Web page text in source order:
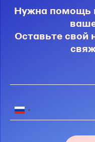
Нужна помощь
Оставьте